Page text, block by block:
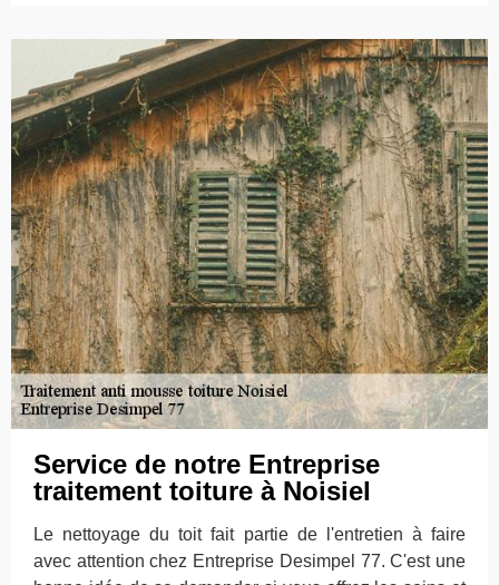
Service de notre Entreprise
traitement toiture à Noisiel
Le nettoyage du toit fait partie de l'entretien à faire
avec attention chez Entreprise Desimpel 77. C'est une